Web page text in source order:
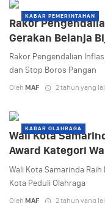
KABAR PEMERINTAHAN
Rakor
Gerakan Belanja
Rakor Pengendalian
dan Stop Boros Pangan
Oleh MAF 2 tahun yang
KABAR OLAHRAGA
Wali Kota
Award Kategori
Wali Kota Samarinda
Kota Peduli Olahraga
Oleh MAF 2 tahun yang